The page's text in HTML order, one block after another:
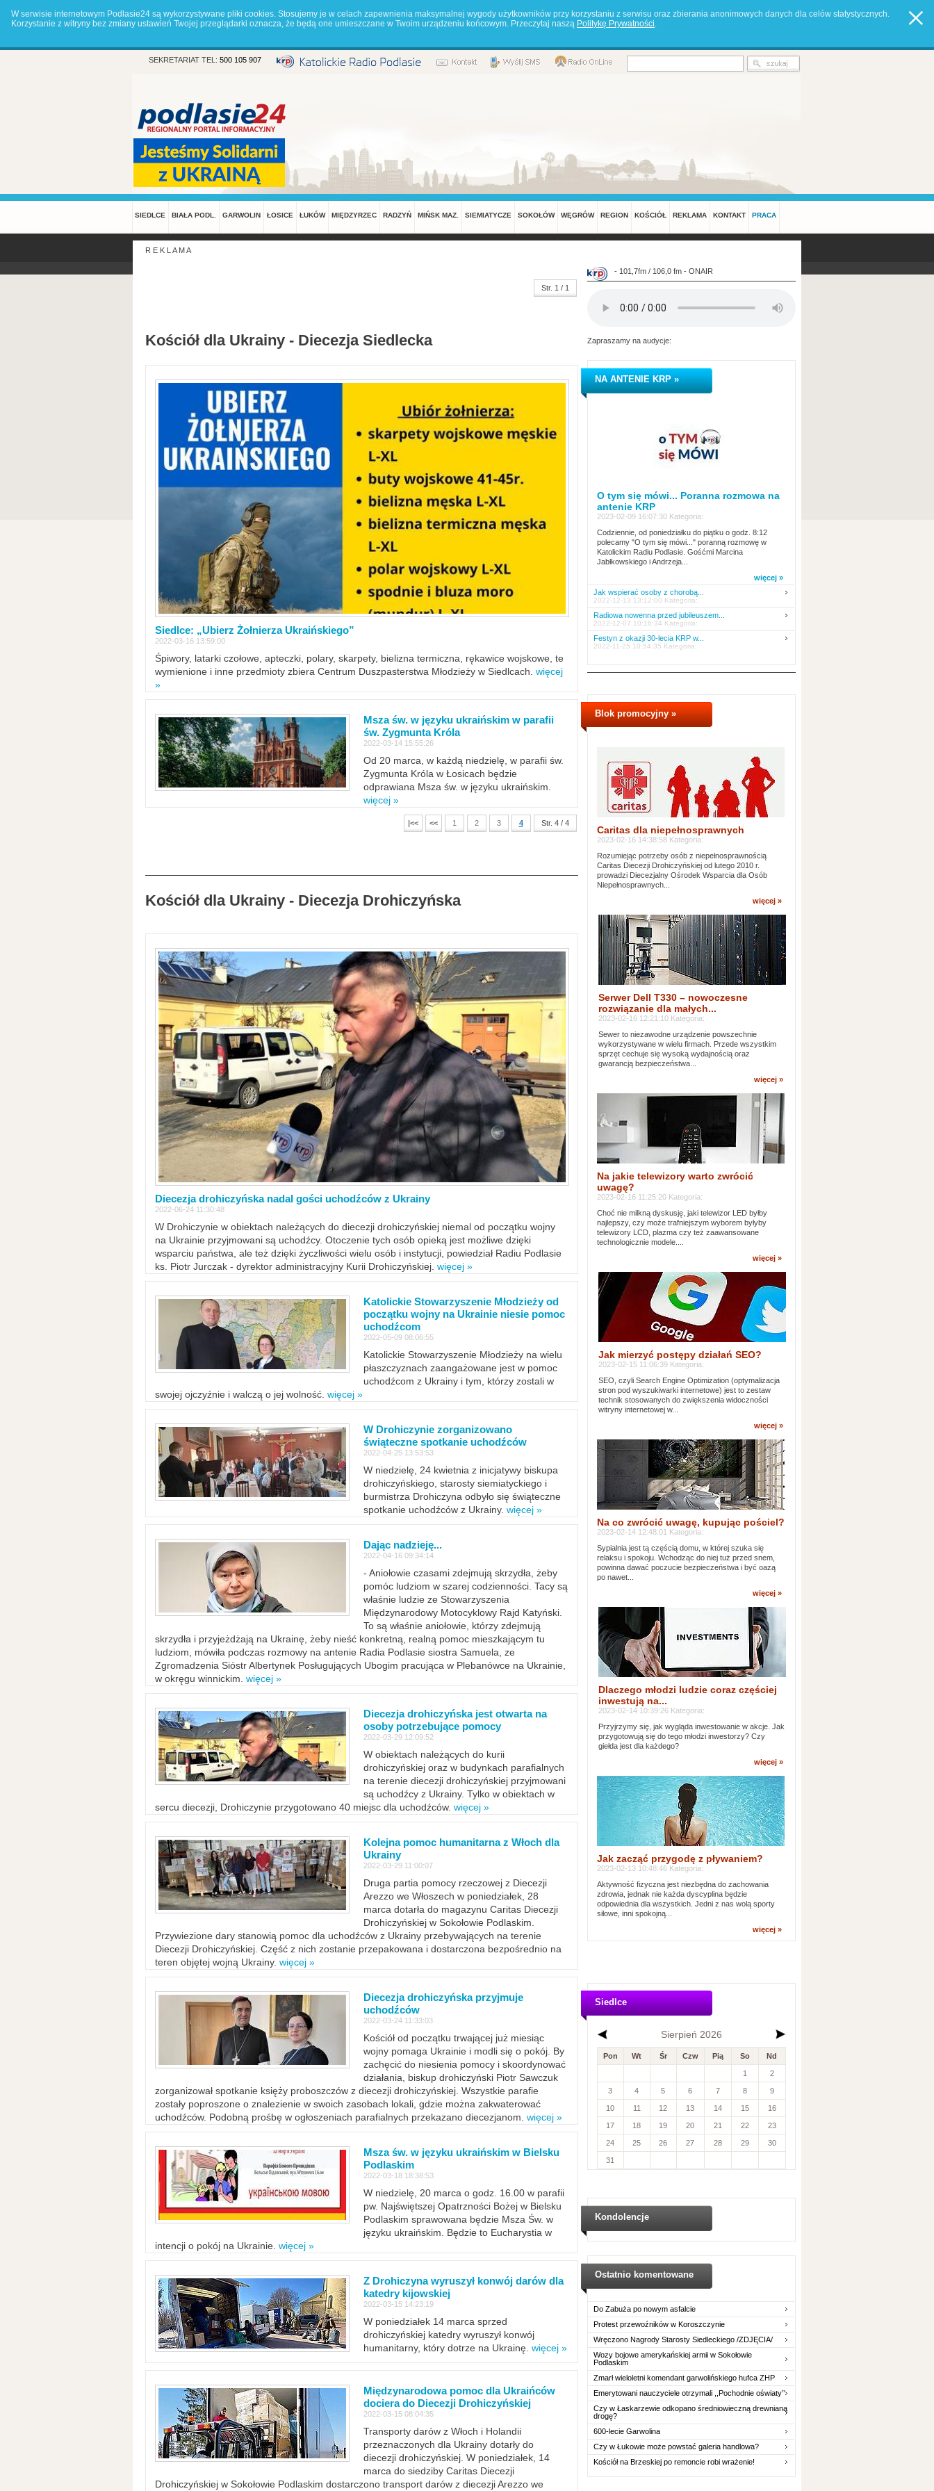
W serwisie internetowym Podlasie24 są wykorzystywane pliki cookies. Stosujemy je w celach zapewnienia maksymalnej wygody użytkowników przy korzystaniu z serwisu oraz zbierania anonimowych danych dla celów statystycznych.
Korzystanie z witryny bez zmiany ustawień Twojej przeglądarki oznacza, że będą one umieszczane w Twoim urządzeniu końcowym. Przeczytaj naszą Politykę Prywatności.
SEKRETARIAT TEL: 500 105 907
SIEDLCE BIAŁA PODL. GARWOLIN ŁOSICE ŁUKÓW MIĘDZYRZEC RADZYŃ MIŃSK MAZ. SIEMIATYCZE SOKOŁÓW WĘGRÓW REGION KOŚCIÓŁ REKLAMA KONTAKT PRACA
R E K L A M A
Str. 1 / 1
Kościół dla Ukrainy - Diecezja Siedlecka
Siedlce: „Ubierz Żołnierza Ukraińskiego”
2022-03-16 13:59:00
Śpiwory, latarki czołowe, apteczki, polary, skarpety, bielizna termiczna, rękawice wojskowe, te
wymienione i inne przedmioty zbiera Centrum Duszpasterstwa Młodzieży w Siedlcach. więcej
»
Msza św. w języku ukraińskim w parafii
św. Zygmunta Króla
2022-03-14 15:55:26
Od 20 marca, w każdą niedzielę, w parafii św.
Zygmunta Króla w Łosicach będzie
odprawiana Msza św. w języku ukraińskim.
więcej »
|<< << 1 2 3 4 Str. 4 / 4
Kościół dla Ukrainy - Diecezja Drohiczyńska
Diecezja drohiczyńska nadal gości uchodźców z Ukrainy
2022-06-24 11:30:48
W Drohiczynie w obiektach należących do diecezji drohiczyńskiej niemal od początku wojny
na Ukrainie przyjmowani są uchodźcy. Otoczenie tych osób opieką jest możliwe dzięki
wsparciu państwa, ale też dzięki życzliwości wielu osób i instytucji, powiedział Radiu Podlasie
ks. Piotr Jurczak - dyrektor administracyjny Kurii Drohiczyńskiej. więcej »
Katolickie Stowarzyszenie Młodzieży od
początku wojny na Ukrainie niesie pomoc
uchodźcom
2022-05-09 08:06:55
Katolickie Stowarzyszenie Młodzieży na wielu
płaszczyznach zaangażowane jest w pomoc
uchodźcom z Ukrainy i tym, którzy zostali w
swojej ojczyźnie i walczą o jej wolność. więcej »
W Drohiczynie zorganizowano
świąteczne spotkanie uchodźców
2022-04-25 13:53:53
W niedzielę, 24 kwietnia z inicjatywy biskupa
drohiczyńskiego, starosty siemiatyckiego i
burmistrza Drohiczyna odbyło się świąteczne
spotkanie uchodźców z Ukrainy. więcej »
Dając nadzieję...
2022-04-16 09:34:14
- Aniołowie czasami zdejmują skrzydła, żeby
pomóc ludziom w szarej codzienności. Tacy są
właśnie ludzie ze Stowarzyszenia
Międzynarodowy Motocyklowy Rajd Katyński.
To są właśnie aniołowie, którzy zdejmują
skrzydła i przyjeżdżają na Ukrainę, żeby nieść konkretną, realną pomoc mieszkającym tu
ludziom, mówiła podczas rozmowy na antenie Radia Podlasie siostra Samuela, ze
Zgromadzenia Sióstr Albertynek Posługujących Ubogim pracująca w Plebanówce na Ukrainie,
w okręgu winnickim. więcej »
Diecezja drohiczyńska jest otwarta na
osoby potrzebujące pomocy
2022-03-29 12:09:52
W obiektach należących do kurii
drohiczyńskiej oraz w budynkach parafialnych
na terenie diecezji drohiczyńskiej przyjmowani
są uchodźcy z Ukrainy. Tylko w obiektach w
sercu diecezji, Drohiczynie przygotowano 40 miejsc dla uchodźców. więcej »
Kolejna pomoc humanitarna z Włoch dla
Ukrainy
2022-03-29 11:00:07
Druga partia pomocy rzeczowej z Diecezji
Arezzo we Włoszech w poniedziałek, 28
marca dotarła do magazynu Caritas Diecezji
Drohiczyńskiej w Sokołowie Podlaskim.
Przywiezione dary stanowią pomoc dla uchodźców z Ukrainy przebywających na terenie
Diecezji Drohiczyńskiej. Część z nich zostanie przepakowana i dostarczona bezpośrednio na
teren objętej wojną Ukrainy. więcej »
Diecezja drohiczyńska przyjmuje
uchodźców
2022-03-24 11:33:03
Kościół od początku trwającej już miesiąc
wojny pomaga Ukrainie i modli się o pokój. By
zachęcić do niesienia pomocy i skoordynować
działania, biskup drohiczyński Piotr Sawczuk
zorganizował spotkanie księży proboszczów z diecezji drohiczyńskiej. Wszystkie parafie
zostały poproszone o znalezienie w swoich zasobach lokali, gdzie można zakwaterować
uchodźców. Podobną prośbę w ogłoszeniach parafialnych przekazano diecezjanom. więcej »
Msza św. w języku ukraińskim w Bielsku
Podlaskim
2022-03-18 18:38:53
W niedzielę, 20 marca o godz. 16.00 w parafii
pw. Najświętszej Opatrzności Bożej w Bielsku
Podlaskim sprawowana będzie Msza Św. w
języku ukraińskim. Będzie to Eucharystia w
intencji o pokój na Ukrainie. więcej »
Z Drohiczyna wyruszył konwój darów dla
katedry kijowskiej
2022-03-15 14:23:19
W poniedziałek 14 marca sprzed
drohiczyńskiej katedry wyruszył konwój
humanitarny, który dotrze na Ukrainę. więcej »
Międzynarodowa pomoc dla Ukraińców
dociera do Diecezji Drohiczyńskiej
2022-03-15 08:04:35
Transporty darów z Włoch i Holandii
przeznaczonych dla Ukrainy dotarły do
diecezji drohiczyńskiej. W poniedziałek, 14
marca do siedziby Caritas Diecezji
Drohiczyńskiej w Sokołowie Podlaskim dostarczono transport darów z diecezji Arezzo we
- 101,7fm / 106,0 fm - ONAIR
Zapraszamy na audycje:
NA ANTENIE KRP »
O tym się mówi... Poranna rozmowa na
antenie KRP
2023-02-09 16:07:30 Kategoria:
Codziennie, od poniedziałku do piątku o godz. 8:12
polecamy "O tym się mówi..." poranną rozmowę w
Katolickim Radiu Podlasie. Gośćmi Marcina
Jabłkowskiego i Andrzeja...
więcej »
Jak wspierać osoby z chorobą...
2022-12-13 13:12:00 Kategoria:
Radiowa nowenna przed jubileuszem...
2022-12-07 10:16:34 Kategoria:
Festyn z okazji 30-lecia KRP w...
2022-11-25 10:54:35 Kategoria:
Blok promocyjny »
Caritas dla niepełnosprawnych
2023-02-16 14:38:58 Kategoria:
Rozumiejąc potrzeby osób z niepełnosprawnością
Caritas Diecezji Drohiczyńskiej od lutego 2010 r.
prowadzi Diecezjalny Ośrodek Wsparcia dla Osób
Niepełnosprawnych...
więcej »
Serwer Dell T330 – nowoczesne
rozwiązanie dla małych...
2023-02-16 12:21:10 Kategoria:
Sewer to niezawodne urządzenie powszechnie
wykorzystywane w wielu firmach. Przede wszystkim
sprzęt cechuje się wysoką wydajnością oraz
gwarancją bezpieczeństwa...
więcej »
Na jakie telewizory warto zwrócić
uwagę?
2023-02-16 11:25:20 Kategoria:
Choć nie milkną dyskusję, jaki telewizor LED byłby
najlepszy, czy może trafniejszym wyborem byłyby
telewizory LCD, plazma czy też zaawansowane
technologicznie modele....
więcej »
Jak mierzyć postępy działań SEO?
2023-02-15 11:06:39 Kategoria:
SEO, czyli Search Engine Optimization (optymalizacja
stron pod wyszukiwarki internetowe) jest to zestaw
technik stosowanych do zwiększenia widoczności
witryny internetowej w...
więcej »
Na co zwrócić uwagę, kupując pościel?
2023-02-14 12:48:01 Kategoria:
Sypialnia jest tą częścią domu, w której szuka się
relaksu i spokoju. Wchodząc do niej tuż przed snem,
powinna dawać poczucie bezpieczeństwa i być oazą
po nawet...
więcej »
Dlaczego młodzi ludzie coraz częściej
inwestują na...
2023-02-14 10:39:26 Kategoria:
Przyjrzymy się, jak wygląda inwestowanie w akcje. Jak
przygotowują się do tego młodzi inwestorzy? Czy
giełda jest dla każdego?
więcej »
Jak zacząć przygodę z pływaniem?
2023-02-13 10:48:46 Kategoria:
Aktywność fizyczna jest niezbędna do zachowania
zdrowia, jednak nie każda dyscyplina będzie
odpowiednia dla wszystkich. Jedni z nas wolą sporty
siłowe, inni spokojną...
więcej »
Siedlce
Sierpień 2026
Pon Wt Śr Czw Pią So Nd
1 2
3 4 5 6 7 8 9
10 11 12 13 14 15 16
17 18 19 20 21 22 23
24 25 26 27 28 29 30
31
Kondolencje
Ostatnio komentowane
Do Zabuża po nowym asfalcie
Protest przewoźników w Koroszczynie
Wręczono Nagrody Starosty Siedleckiego /ZDJĘCIA/
Wozy bojowe amerykańskiej armii w Sokołowie
Podlaskim
Zmarł wieloletni komendant garwolińskiego hufca ZHP
Emerytowani nauczyciele otrzymali ,,Pochodnie oświaty’’
Czy w Łaskarzewie odkopano średniowieczną drewnianą
drogę?
600-lecie Garwolina
Czy w Łukowie może powstać galeria handlowa?
Kościół na Brzeskiej po remoncie robi wrażenie!